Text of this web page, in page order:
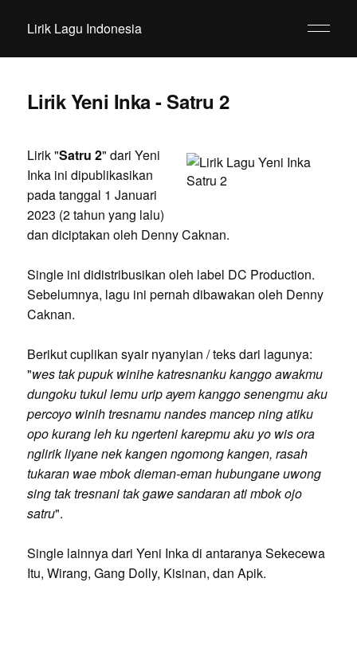
Lirik Lagu Indonesia
Lirik Yeni Inka - Satru 2
Lirik "Satru 2" dari Yeni
Inka ini dipublikasikan
pada tanggal 1 Januari
2023 (2 tahun yang lalu)
dan diciptakan oleh Denny Caknan.
Single ini didistribusikan oleh label DC Production.
Sebelumnya, lagu ini pernah dibawakan oleh Denny
Caknan.
Berikut cuplikan syair nyanyian / teks dari lagunya:
"wes tak pupuk winihe katresnanku kanggo awakmu
dungoku tukul lemu urip ayem kanggo senengmu aku
percoyo winih tresnamu nandes mancep ning atiku
opo kurang leh ku ngerteni karepmu aku yo wis ora
nglirik liyane nek kangen ngomong kangen, rasah
tukaran wae mbok dieman-eman hubungane uwong
sing tak tresnani tak gawe sandaran ati mbok ojo
satru".
Single lainnya dari Yeni Inka di antaranya Sekecewa
Itu, Wirang, Gang Dolly, Kisinan, dan Apik.